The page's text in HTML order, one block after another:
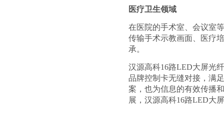
医疗卫生领域
在医院的手术室、会议室
传输手术示教画面、医疗
承。
汉源高科16路LED大屏光
品牌控制卡无缝对接，满
案，也为信息的有效传播
展，汉源高科16路LED大